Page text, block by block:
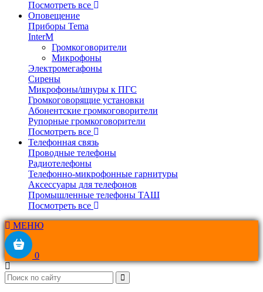
Посмотреть все
Оповещение
Приборы Tema
InterM
Громкоговорители
Микрофоны
Электромегафоны
Сирены
Микрофоны/шнуры к ПГС
Громкоговорящие установки
Абонентские громкоговорители
Рупорные громкоговорители
Посмотреть все
Телефонная связь
Проводные телефоны
Радиотелефоны
Телефонно-микрофонные гарнитуры
Аксессуары для телефонов
Промышленные телефоны ТАШ
Посмотреть все
МЕНЮ
0